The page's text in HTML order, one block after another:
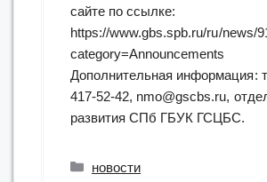
сайте по ссылке:
https://www.gbs.spb.ru/ru/news/
category=Announcements
Дополнительная информация:
417-52-42, nmo@gscbs.ru,
развития СПб ГБУК ГСЦБС.
Рубрики
новости